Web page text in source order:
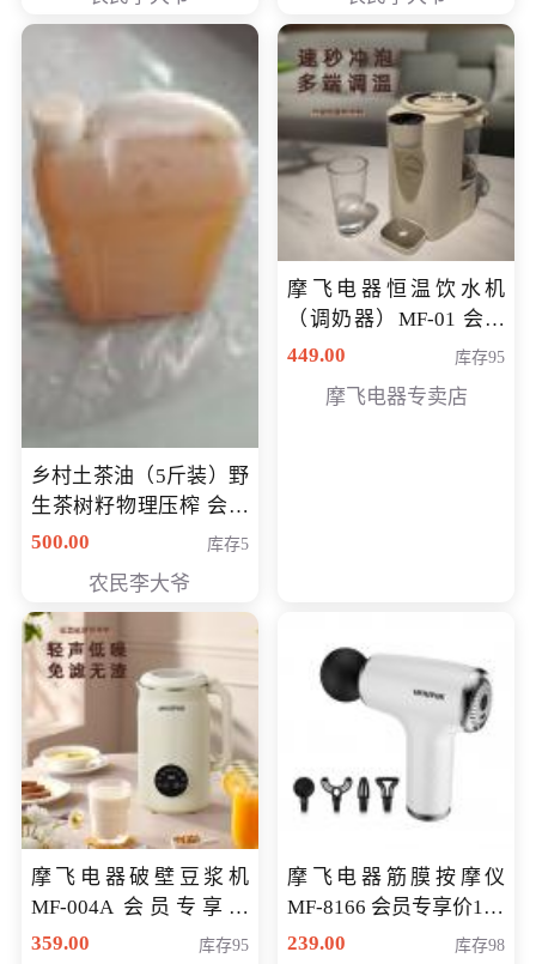
乡村土茶油（5斤装）野
生茶树籽物理压榨 会员
专享价400元
500.00 库存5
农民李大爷
摩飞电器恒温饮水机
（调奶器）MF-01 会员
专享价366元
449.00 库存95
摩飞电器专卖店
摩飞电器破壁豆浆机
MF-004A 会员专享价
168元
359.00 库存95
摩飞电器筋膜按摩仪
MF-8166 会员专享价168
元
239.00 库存98